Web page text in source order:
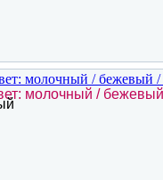
молочный /